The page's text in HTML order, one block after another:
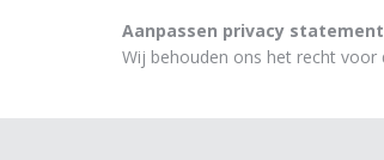
Aanpassen privacy statement
Wij behouden ons het recht voor